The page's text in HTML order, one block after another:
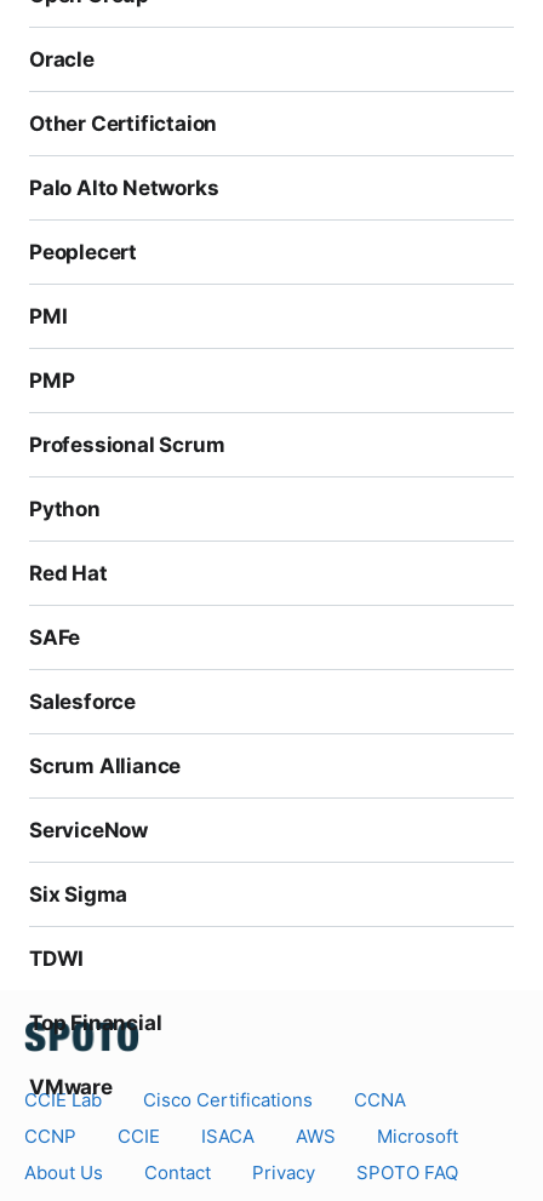
Oracle
Other Certifictaion
Palo Alto Networks
Peoplecert
PMI
PMP
Professional Scrum
Python
Red Hat
SAFe
Salesforce
Scrum Alliance
ServiceNow
Six Sigma
TDWI
Top Financial
VMware
CCIE Lab Cisco Certifications
CCNA
CCNP
CCIE ISACA AWS
Microsoft
About Us
Contact Privacy
SPOTO FAQ